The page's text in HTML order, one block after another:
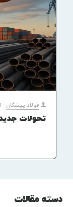
فولاد پیشگان -
تحولات
دسته مقالات